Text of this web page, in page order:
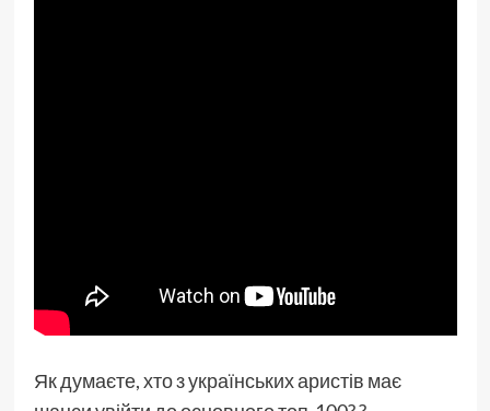
Як думаєте, хто з українських аристів має